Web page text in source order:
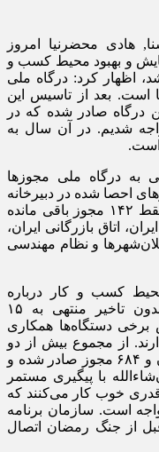
هادی محضرنیا امروز
و بهبود محیط کسب و
اظهار کرد: درگاه ملی
است. بعد از تاسیس این
۹۲۰۰ مجوز در این درگاه صادر شده که در
مواجه شدیم. در آن سال به
است.
به درگاه ملی مجوز‌ها
همه مجوز‌های احصا شده در دبیرخانه
به درگاه ملی مجوز‌ها متصل هستند و فقط ۱۴۲ مجوز باقی مانده
اتاق بازرگانی ایران،
و نظام مهندسی
کسب و کار درباره
بررسی درخواست‌ها و صدور یا رد بدون تاخیر منتهی به ۱۵
این بخش برخی دستگاه‌ها همکاری
از مجموع بیش از دو
میلیون و ۴۹۸ هزار درخواست یک میلیون و ۶۸۴ مجوز صادر شده و
با پیگیری مستمر
قدری خوب کار می‌کنند که
مواجه است. سازمان برنامه
از جنگ رمضان اتصال